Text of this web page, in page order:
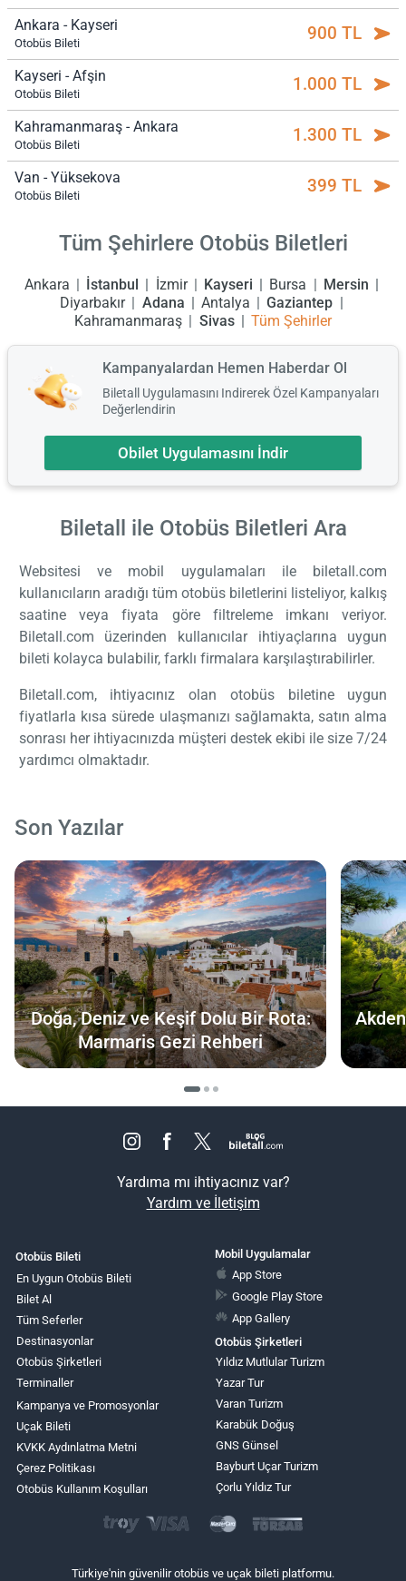
Ankara - Kayseri
Otobüs Bileti 900 TL
Kayseri - Afşin
Otobüs Bileti 1.000 TL
Kahramanmaraş - Ankara
Otobüs Bileti 1.300 TL
Van - Yüksekova
Otobüs Bileti 399 TL
Tüm Şehirlere Otobüs Biletleri
Ankara İstanbul İzmir Kayseri Bursa
Mersin
Diyarbakır
Adana Antalya
Gaziantep
Kahramanmaraş
Sivas Tüm Şehirler
Kampanyalardan Hemen Haberdar Ol
Biletall Uygulamasını Indirerek Özel Kampanyaları
Değerlendirin
Obilet Uygulamasını İndir
Biletall ile Otobüs Biletleri Ara
Websitesi ve mobil uygulamaları ile biletall.com
kullanıcıların aradığı tüm otobüs biletlerini listeliyor, kalkış
saatine veya fiyata göre filtreleme imkanı veriyor.
Biletall.com üzerinden kullanıcılar ihtiyaçlarına uygun
bileti kolayca bulabilir, farklı firmalara karşılaştırabilirler.
Biletall.com, ihtiyacınız olan otobüs biletine uygun
fiyatlarla kısa sürede ulaşmanızı sağlamakta, satın alma
sonrası her ihtiyacınızda müşteri destek ekibi ile size 7/24
yardımcı olmaktadır.
Son Yazılar
Doğa, Deniz ve Keşif Dolu Bir Rota:
Marmaris Gezi Rehberi
Yardıma mı ihtiyacınız var?
Yardım ve İletişim
Otobüs Bileti
En Uygun Otobüs Bileti
Bilet Al
Tüm Seferler
Destinasyonlar
Otobüs Şirketleri
Terminaller
Kampanya ve Promosyonlar
Uçak Bileti
KVKK Aydınlatma Metni
Çerez Politikası
Otobüs Kullanım Koşulları
Mobil Uygulamalar
App Store
Google Play Store
App Gallery
Otobüs Şirketleri
Yıldız Mutlular Turizm
Yazar Tur
Varan Turizm
Karabük Doğuş
GNS Günsel
Bayburt Uçar Turizm
Çorlu Yıldız Tur
Türkiye'nin güvenilir otobüs ve uçak bileti platformu.